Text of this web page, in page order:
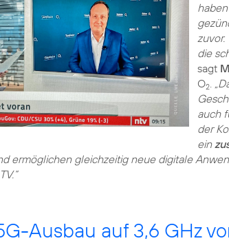
zuvor.
die
sagt
O2.
auch
der
ein
ermöglichen gleichzeitig neue digitale
Ausbau auf 3,6 GHz